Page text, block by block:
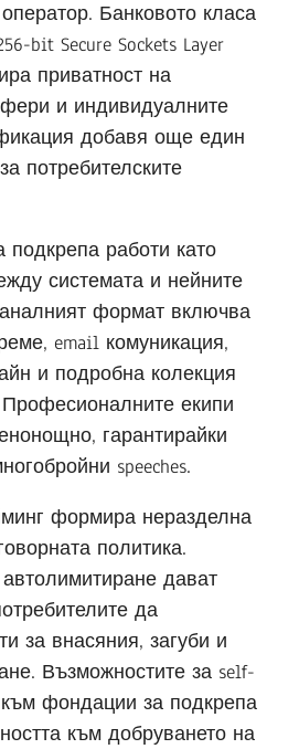
Банковото класа
bit Secure Sockets Layer
приватност на
и индивидуалните
добавя още един
потребителските
подкрепа работи като
системата и нейните
формат включва
email комуникация,
и подробна колекция
екипи
гарантирайки
speeches.
формира неразделна
политика.
дават
да
за внасяния, загуби и
Възможностите за self-
към фондации за подкрепа
към добруването на